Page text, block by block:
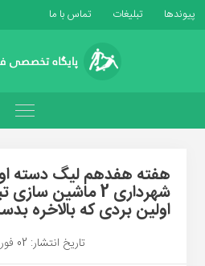
پیوندها تبلیغات تماس با ما
هفته هفدهم لیگ دسته
اولین بردی که بالاخره
تاریخ انتشار: 02 فوریه 2022